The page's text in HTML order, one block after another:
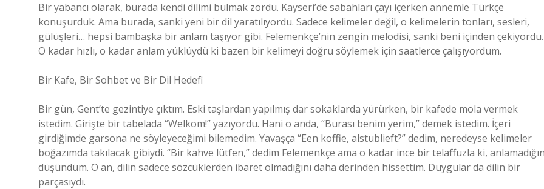
Bir yabancı olarak, burada kendi dilimi bulmak zordu. Kayseri’de sabahları çayı içerken annemle Türkçe
konuşurduk. Ama burada, sanki yeni bir dil yaratılıyordu. Sadece kelimeler değil, o kelimelerin tonları, sesleri,
gülüşleri… hepsi bambaşka bir anlam taşıyor gibi. Felemenkçe’nin zengin melodisi, sanki beni içinden çekiyordu.
O kadar hızlı, o kadar anlam yüklüydü ki bazen bir kelimeyi doğru söylemek için saatlerce çalışıyordum.
Bir Kafe, Bir Sohbet ve Bir Dil Hedefi
Bir gün, Gent’te gezintiye çıktım. Eski taşlardan yapılmış dar sokaklarda yürürken, bir kafede mola vermek
istedim. Girişte bir tabelada “Welkom!” yazıyordu. Hani o anda, “Burası benim yerim,” demek istedim. İçeri
girdiğimde garsona ne söyleyeceğimi bilemedim. Yavaşça “Een koffie, alstublieft?” dedim, neredeyse kelimeler
boğazımda takılacak gibiydi. “Bir kahve lütfen,” dedim Felemenkçe ama o kadar ince bir telaffuzla ki,
düşündüm. O an, dilin sadece sözcüklerden ibaret olmadığını daha derinden hissettim. Duygular da dilin bir
parçasıydı.